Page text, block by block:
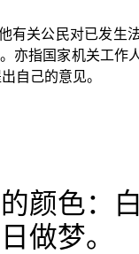
有关公民对已发生
亦指国家机关工作
自己的意见。
颜色：
做梦。